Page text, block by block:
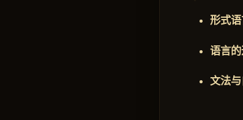
形式
语言
文法